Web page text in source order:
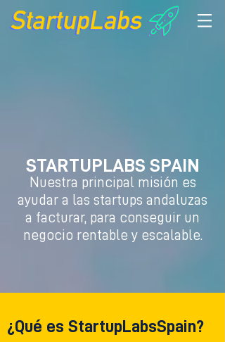
STARTUPLABS SPAIN
Nuestra principal misión es
ayudar a las startups andaluzas
a facturar, para conseguir un
negocio rentable y escalable.
¿Qué es StartupLabsSpain?